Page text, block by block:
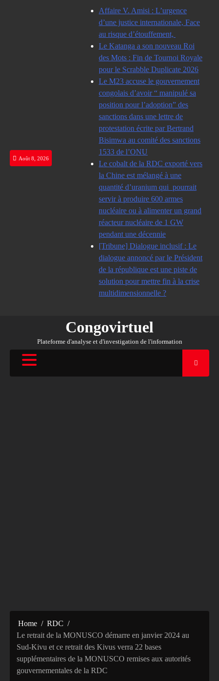
Août 8, 2026
Affaire V. Amisi : L’urgence
d’une justice internationale, Face
au risque d’étouffement,
Le Katanga a son nouveau Roi
des Mots : Fin de Tournoi Royale
pour le Scrabble Duplicate 2026
Le M23 accuse le gouvernement
congolais d’avoir “ manipulé sa
position pour l’adoption” des
sanctions dans une lettre de
protestation écrite par Bertrand
Bisimwa au comité des sanctions
1533 de l’ONU
Le cobalt de la RDC exporté vers
la Chine est mélangé à une
quantité d’uranium qui pourrait
servir à produire 600 armes
nucléaire ou à alimenter un grand
réacteur nucléaire de 1 GW
pendant une décennie
[Tribune] Dialogue inclusif : Le
dialogue annoncé par le Président
de la république est une piste de
solution pour mettre fin à la crise
multidimensionnelle ?
Congovirtuel
Plateforme d'analyse et d'investigation de l'information
Home
RDC
Le retrait de la MONUSCO démarre en janvier 2024 au
Sud-Kivu et ce retrait des Kivus verra 22 bases
supplémentaires de la MONUSCO remises aux autorités
gouvernementales de la RDC